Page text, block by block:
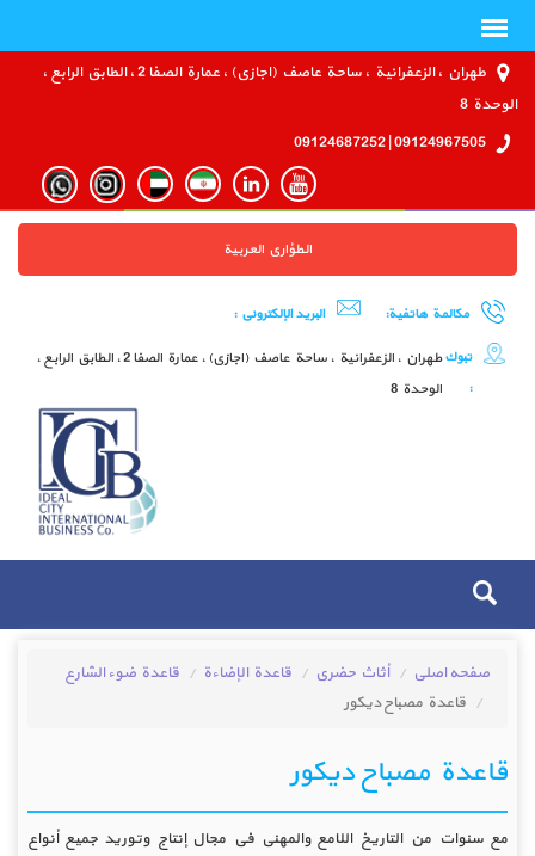
طهران ، الزعفرانية ، ساحة عاصف (اجازي) ، عمارة الصفا 2 ، الطابق الرابع ،
الوحدة 8
09124967505 | 09124687252
الطؤاري العربية
مكالمة هاتفية: البريد الإلكتروني :
تبوك
:
طهران ، الزعفرانية ، ساحة عاصف (اجازي) ، عمارة الصفا 2 ، الطابق الرابع ،
الوحدة 8
صفحه اصلی أثاث حضري قاعدة الإضاءة
قاعدة ضوء الشارع
قاعدة مصباح ديكور
قاعدة مصباح ديكور
مع سنوات من التاريخ اللامع والمهني في مجال إنتاج وتوريد جميع أنواع